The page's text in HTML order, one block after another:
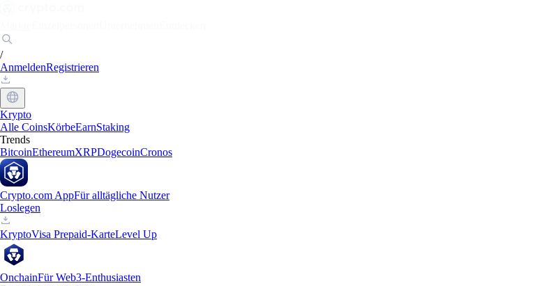
/
AnmeldenRegistrieren
Krypto
Alle CoinsKörbeEarnStaking
Trends
BitcoinEthereumXRPDogecoinCronos
Crypto.com AppFür alltägliche Nutzer
Loslegen
KryptoVisa Prepaid-KarteLevel Up
OnchainFür Web3-Enthusiasten